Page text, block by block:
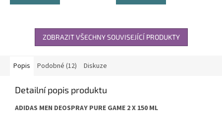
ZOBRAZIT VŠECHNY SOUVISEJÍCÍ PRODUKTY
Popis Podobné (12) Diskuze
Detailní popis produktu
ADIDAS MEN DEOSPRAY PURE GAME 2 X 150 ML